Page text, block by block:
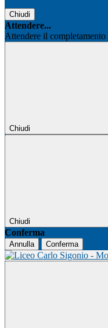
Chiudi
Attendere...
Attendere il
Chiudi
Chiudi
Conferma
Annulla Conferma